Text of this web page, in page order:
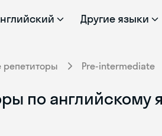
Другие языки
репетиторы Pre-intermediate
по